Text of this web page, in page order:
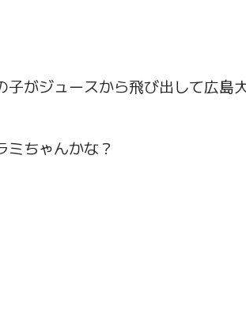
がジュースから飛び出して広島
ちゃんかな？